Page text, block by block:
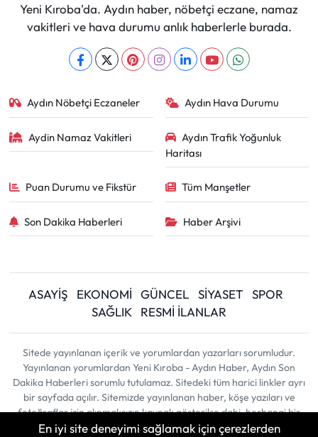
Yeni Kıroba'da. Aydın haber, nöbetçi eczane, namaz
vakitleri ve hava durumu anlık haberlerle burada.
Aydın Nöbetçi Eczaneler Aydın Hava Durumu
Aydin Namaz Vakitleri
Aydın Trafik Yoğunluk
Haritası
Puan Durumu ve Fikstür Tüm Manşetler
Son Dakika Haberleri Haber Arşivi
ASAYİŞ EKONOMİ GÜNCEL SİYASET
SPOR
SAĞLIK
RESMİ İLANLAR
Sitede yayınlanan içerik ve yorumlardan yazarları sorumludur.
Yayınlanan yorumlardan Yeni Kıroba - Aydın Haber, Aydın Son
Dakika Haberleri sorumlu tutulamaz. Sitedeki tüm harici linkler ayrı
bir sayfada açılır. Sitemizde yayınlanan haber, köşe yazıları ve
fotoğraflar izin alınmaksızın kaynak gösterilse dahi, herhangi bir
ortamda kullanılamaz ve yayınlanamaz
En iyi site deneyimi sağlamak için çerezlerden